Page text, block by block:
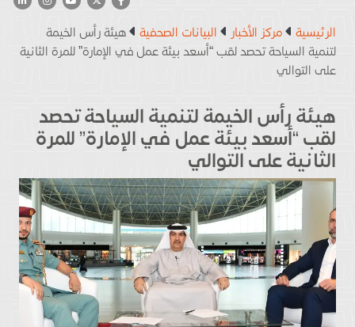
الرئيسية مركز الأخبار البيانات الصحفية
هيئة رأس الخيمة
لتنمية السياحة تحصد لقب “أسعد بيئة عمل في الإمارة” للمرة الثانية
على التوالي
هيئة رأس الخيمة لتنمية السياحة تحصد
لقب “أسعد بيئة عمل في الإمارة” للمرة
الثانية على التوالي